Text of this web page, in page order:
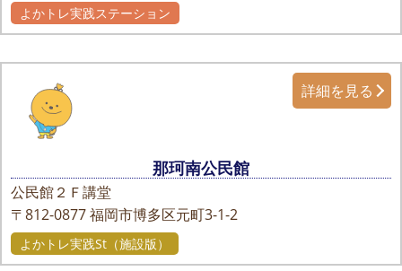
よかトレ実践ステーション
那珂南公民館
公民館２Ｆ講堂
〒812-0877福岡市博多区元町3-1-2
詳細を見る
よかトレ実践St（施設版）